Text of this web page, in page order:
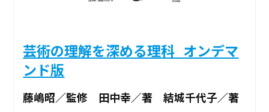
芸術の理解を深める理科_オンデマ
ンド版
藤嶋昭／監修 田中幸／著 結城千代子／著